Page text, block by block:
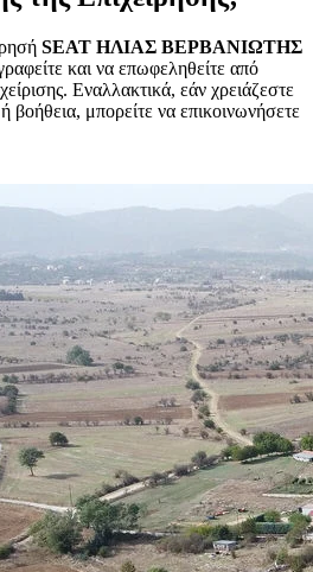
SEAT ΗΛΙΑΣ ΒΕΡΒΑΝΙΩΤΗΣ
και να επωφεληθείτε από
Εναλλακτικά, εάν χρειάζεστε
βοήθεια, μπορείτε να επικοινωνήσετε